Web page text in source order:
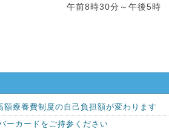
午前8時30分～午後5
額療養費制度の自己負担額が変わります
ーカードをご持参ください